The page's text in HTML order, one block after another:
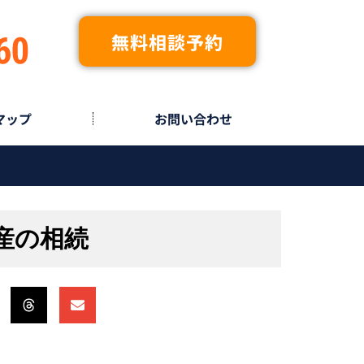
無料相談予約
ップ お問い合わせ
の相続